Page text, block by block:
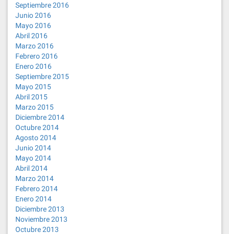
Septiembre 2016
Junio 2016
Mayo 2016
Abril 2016
Marzo 2016
Febrero 2016
Enero 2016
Septiembre 2015
Mayo 2015
Abril 2015
Marzo 2015
Diciembre 2014
Octubre 2014
Agosto 2014
Junio 2014
Mayo 2014
Abril 2014
Marzo 2014
Febrero 2014
Enero 2014
Diciembre 2013
Noviembre 2013
Octubre 2013